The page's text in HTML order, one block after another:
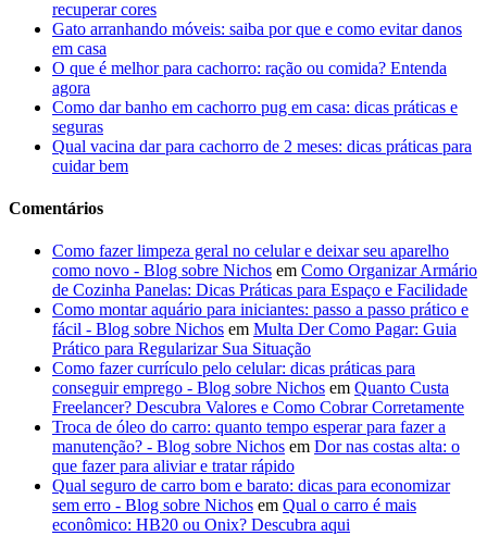
recuperar cores
Gato arranhando móveis: saiba por que e como evitar danos
em casa
O que é melhor para cachorro: ração ou comida? Entenda
agora
Como dar banho em cachorro pug em casa: dicas práticas e
seguras
Qual vacina dar para cachorro de 2 meses: dicas práticas para
cuidar bem
Comentários
Como fazer limpeza geral no celular e deixar seu aparelho
como novo - Blog sobre Nichos em Como Organizar Armário
de Cozinha Panelas: Dicas Práticas para Espaço e Facilidade
Como montar aquário para iniciantes: passo a passo prático e
fácil - Blog sobre Nichos em Multa Der Como Pagar: Guia
Prático para Regularizar Sua Situação
Como fazer currículo pelo celular: dicas práticas para
conseguir emprego - Blog sobre Nichos em Quanto Custa
Freelancer? Descubra Valores e Como Cobrar Corretamente
Troca de óleo do carro: quanto tempo esperar para fazer a
manutenção? - Blog sobre Nichos em Dor nas costas alta: o
que fazer para aliviar e tratar rápido
Qual seguro de carro bom e barato: dicas para economizar
sem erro - Blog sobre Nichos em Qual o carro é mais
econômico: HB20 ou Onix? Descubra aqui